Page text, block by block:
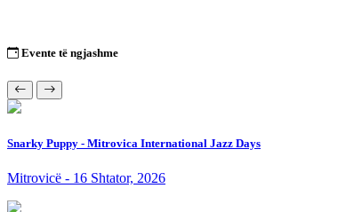
Evente të ngjashme
Snarky Puppy - Mitrovica International Jazz Days
Mitrovicë - 16 Shtator, 2026